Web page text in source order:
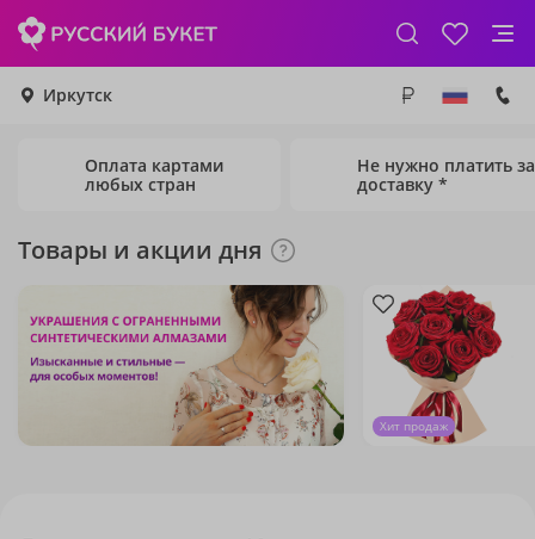
Иркутск
Оплата картами
любых стран
Не нужно платить за
доставку *
Товары и акции дня
Хит продаж